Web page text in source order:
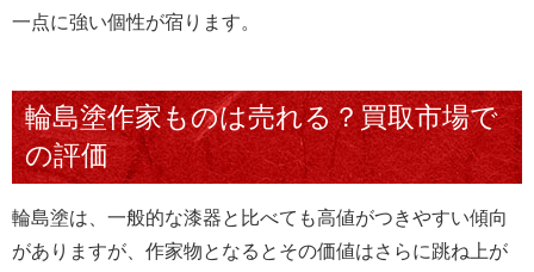
一点に強い個性が宿ります。
輪島塗作家ものは売れる？買取市場で
の評価
輪島塗は、一般的な漆器と比べても高値がつきやすい傾向
がありますが、作家物となるとその価値はさらに跳ね上が